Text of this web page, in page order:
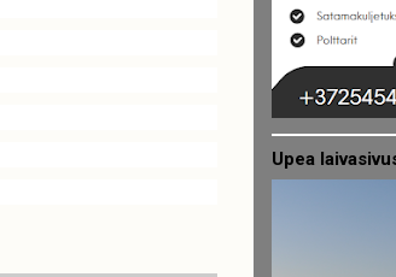
Upea